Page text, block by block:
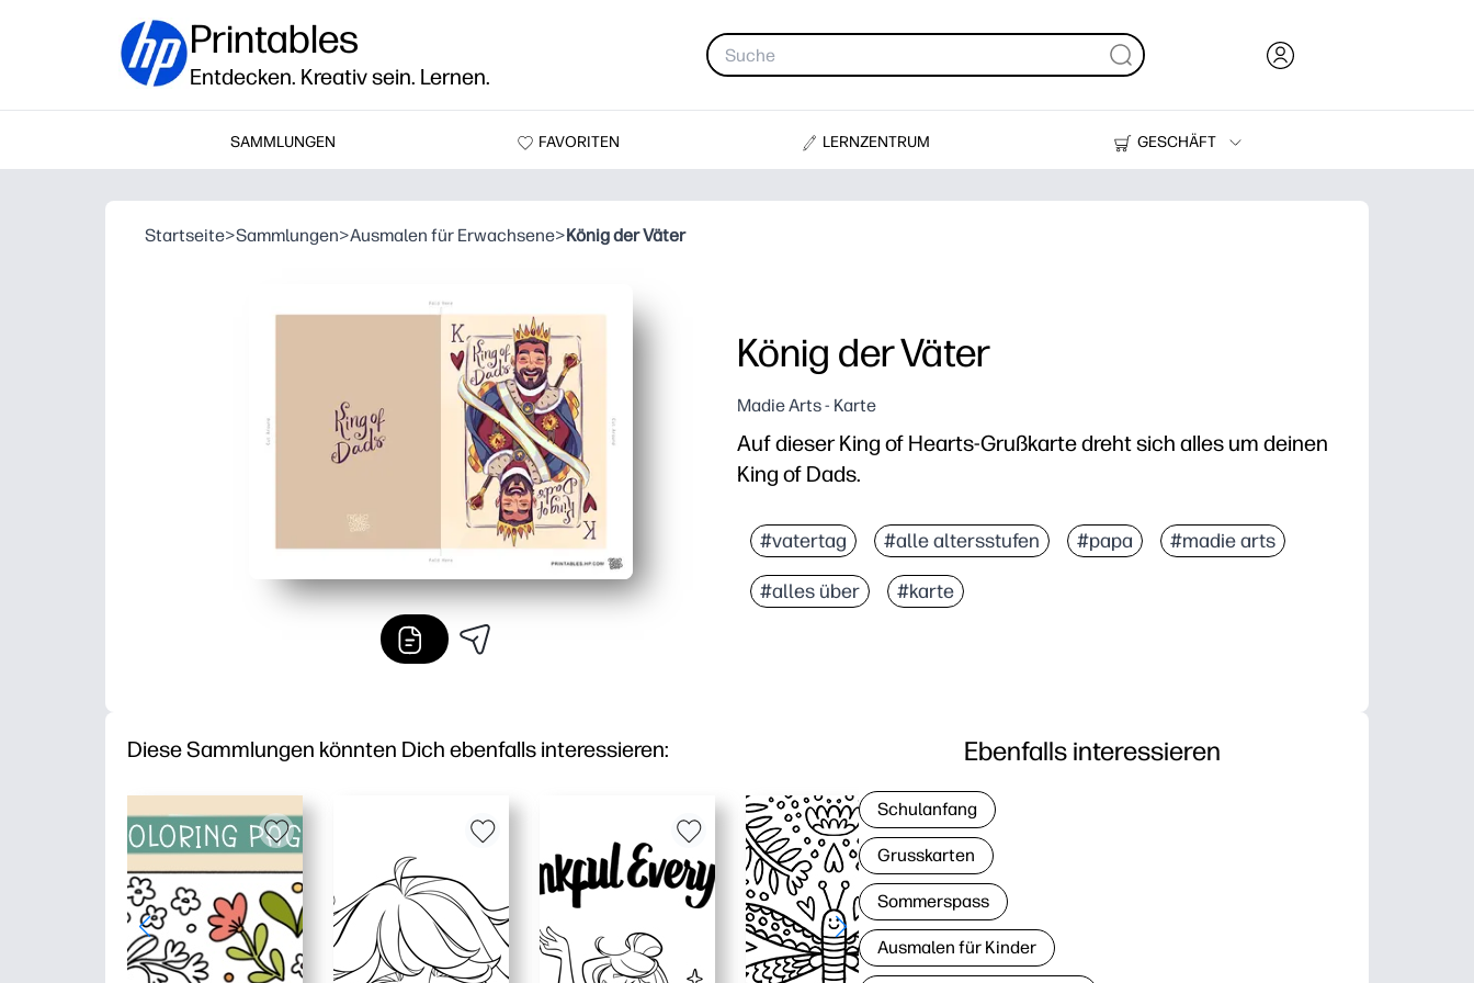
Printables
Entdecken. Kreativ sein. Lernen.
SAMMLUNGEN FAVORITEN LERNZENTRUM
GESCHÄFT
Drucker
Startseite>Sammlungen>Ausmalen für Erwachsene>König der Väter
König der Väter
Madie Arts - Karte
Auf dieser King of Hearts-Grußkarte dreht sich alles um deinen
King of Dads.
#vatertag #alle altersstufen #papa #madie arts
#alles über #karte
Diese Sammlungen könnten Dich ebenfalls interessieren: Ebenfalls interessieren
Schulanfang
Grusskarten
Sommerspass
Ausmalen für Kinder